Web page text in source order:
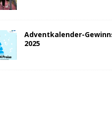
Adventkalender-
2025